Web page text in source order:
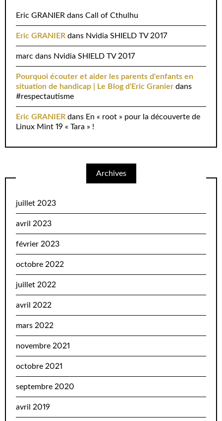
Eric GRANIER dans Call of Cthulhu
Eric GRANIER dans Nvidia SHIELD TV 2017
marc dans Nvidia SHIELD TV 2017
Pourquoi écouter et aider les parents d'enfants en
situation de handicap | Le Blog d'Eric Granier dans
#respectautisme
Eric GRANIER dans En « root » pour la découverte de
Linux Mint 19 « Tara » !
Archives
juillet 2023
avril 2023
février 2023
octobre 2022
juillet 2022
avril 2022
mars 2022
novembre 2021
octobre 2021
septembre 2020
avril 2019